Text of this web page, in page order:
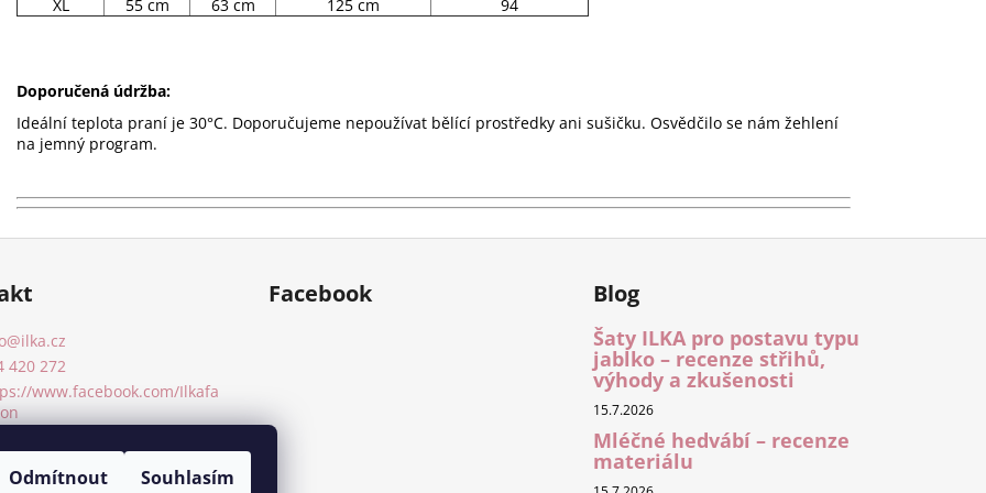
Odmítnout Souhlasím
XL
55 cm 63 cm 125 cm 94
Doporučená údržba:
Ideální teplota praní je 30°C. Doporučujeme nepoužívat bělící prostředky ani sušičku. Osvědčilo se nám žehlení
na jemný program.
@ilka.cz
420 272
www.facebook.com/Ilkafa
Facebook Blog
Šaty ILKA pro postavu typu
jablko – recenze střihů,
výhody a zkušenosti
15.7.2026
Mléčné hedvábí – recenze
materiálu